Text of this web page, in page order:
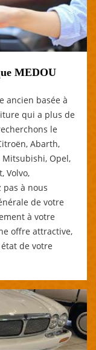
MEDOU
ancien basée à
qui a plus de
le
Abarth,
Mitsubishi, Opel,
Volvo,
pas à nous
de votre
à votre
offre attractive,
de votre